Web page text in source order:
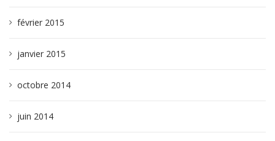
février 2015
janvier 2015
octobre 2014
juin 2014